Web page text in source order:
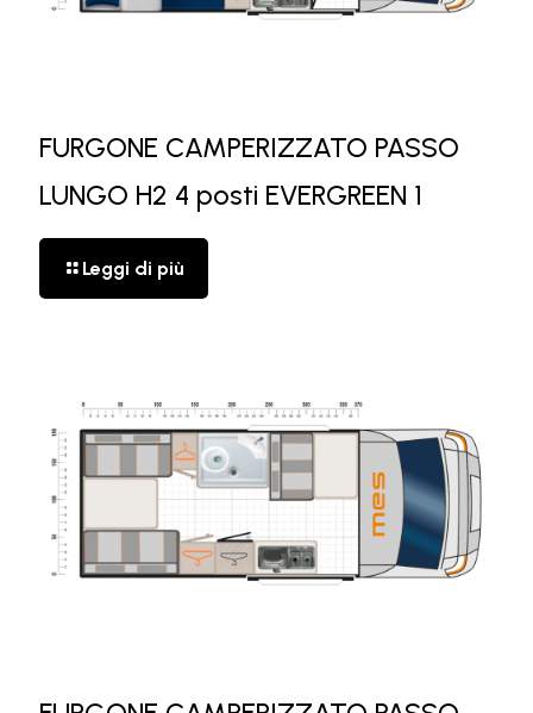
FURGONE CAMPERIZZATO PASSO
LUNGO H2 4 posti EVERGREEN 1
Leggi di più